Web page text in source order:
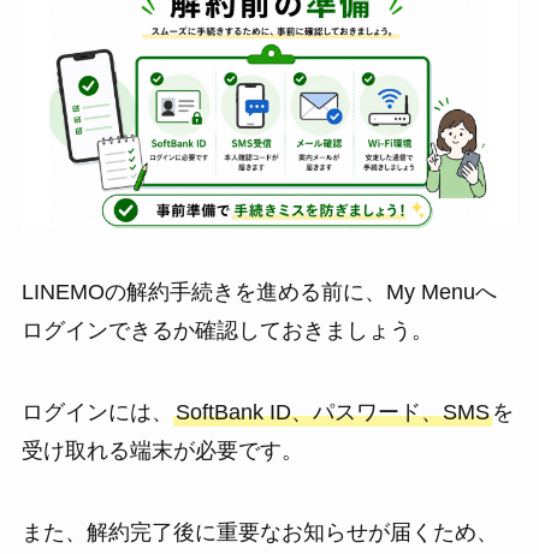
LINEMOの解約手続きを進める前に、My Menuへ
ログインできるか確認しておきましょう。
ログインには、 SoftBank ID、パスワード、SMSを
受け取れる端末が必要です。
また、解約完了後に重要なお知らせが届くため、